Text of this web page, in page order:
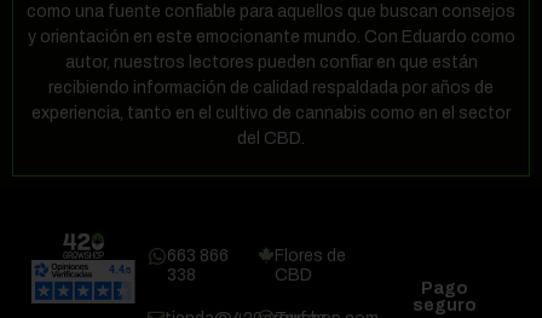
como una fuente confiable para aquellos que buscan consejos
y orientación en este emocionante mundo. Con Eduardo como
autor, nuestros lectores pueden confiar en que están
recibiendo información de calidad respaldada por años de
experiencia, tanto en el cultivo de cannabis como en el sector
del CBD.
663 866
338
Flores de
CBD
Pago
seguro